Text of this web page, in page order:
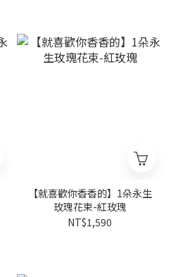
【就喜歡你香香的】1朵永生
玫瑰花束-紅玫瑰
NT$1,590